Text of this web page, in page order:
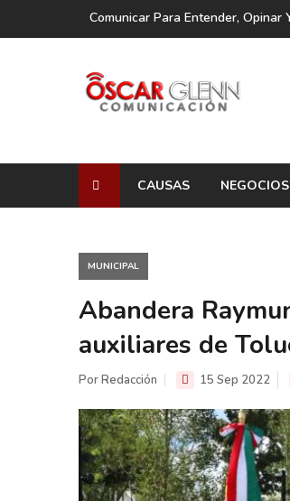
Comunicar Para Entender, Opinar
CAUSAS NEGOCIOS
MUNICIPAL
Abandera
auxiliares de
Por Redacción 15 Sep 2022